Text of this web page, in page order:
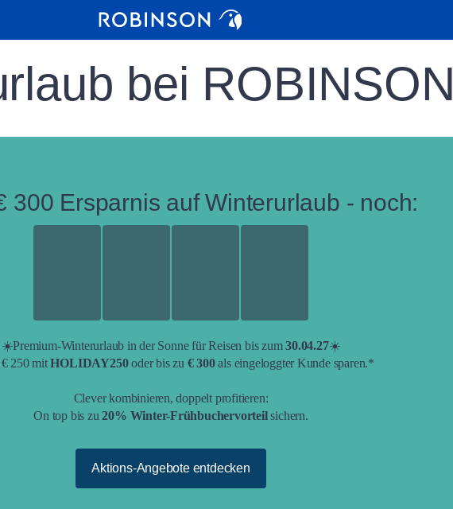
bei ROBINSON
300 Ersparnis auf Winterurlaub - noch:
☀️Premium-Winterurlaub in der Sonne für Reisen bis zum30.04.27☀️
250 mitHOLIDAY250oder bis zu € 300als eingeloggter Kunde sparen.*
Clever kombinieren, doppelt profitieren:
On top bis zu20% Winter-Frühbuchervorteilsichern.
Aktions-Angebote entdecken